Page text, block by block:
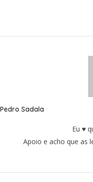
Pedro Sadala
Eu ♥
Apoio e acho que as